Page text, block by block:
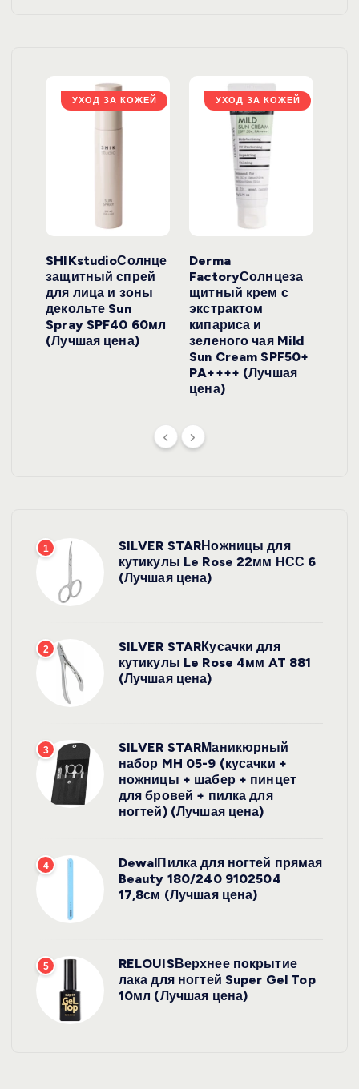
УХОД ЗА КОЖЕЙ
SHIKstudioСолнце
защитный спрей
для лица и зоны
декольте Sun
Spray SPF40 60мл
(Лучшая цена)
УХОД ЗА КОЖЕЙ
Derma
FactoryСолнцеза
щитный крем с
экстрактом
кипариса и
зеленого чая Mild
Sun Cream SPF50+
PA++++ (Лучшая
цена)
1
SILVER STARНожницы для
кутикулы Le Rose 22мм НСС 6
(Лучшая цена)
2
SILVER STARКусачки для
кутикулы Le Rose 4мм AT 881
(Лучшая цена)
3
SILVER STARМаникюрный
набор MH 05-9 (кусачки +
ножницы + шабер + пинцет
для бровей + пилка для
ногтей) (Лучшая цена)
4
DewalПилка для ногтей прямая
Beauty 180/240 9102504
17,8см (Лучшая цена)
5
RELOUISВерхнее покрытие
лака для ногтей Super Gel Top
10мл (Лучшая цена)